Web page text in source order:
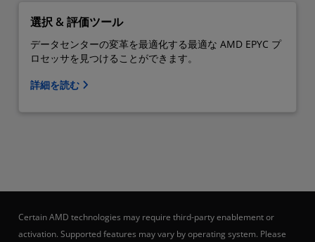
選択 & 評価ツール
データセンターの変革を最適化する最適な AMD EPYC プ
ロセッサを見つけることができます。
詳細を読む
Certain AMD technologies may require third-party enablement or
activation. Supported features may vary by operating system. Please